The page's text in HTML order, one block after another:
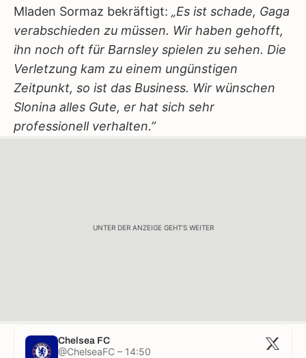
Mladen Sormaz bekräftigt: „Es ist schade, Gaga
verabschieden zu müssen. Wir haben gehofft,
ihn noch oft für Barnsley spielen zu sehen. Die
Verletzung kam zu einem ungünstigen
Zeitpunkt, so ist das Business. Wir wünschen
Slonina alles Gute, er hat sich sehr
professionell verhalten.”
UNTER DER ANZEIGE GEHT'S WEITER
Chelsea FC
@ChelseaFC – 14:50